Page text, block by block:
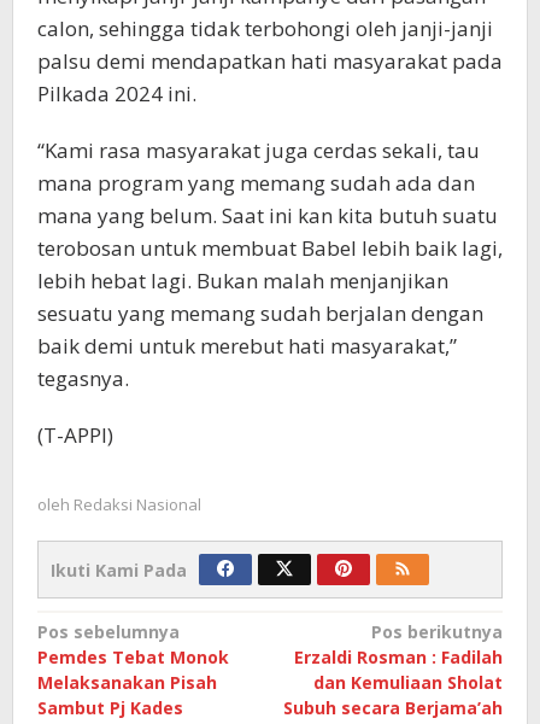
calon, sehingga tidak terbohongi oleh janji-janji
palsu demi mendapatkan hati masyarakat pada
Pilkada 2024 ini.
“Kami rasa masyarakat juga cerdas sekali, tau
mana program yang memang sudah ada dan
mana yang belum. Saat ini kan kita butuh suatu
terobosan untuk membuat Babel lebih baik lagi,
lebih hebat lagi. Bukan malah menjanjikan
sesuatu yang memang sudah berjalan dengan
baik demi untuk merebut hati masyarakat,”
tegasnya.
(T-APPI)
oleh Redaksi Nasional
Ikuti Kami Pada
Navigasi
pos
Pos sebelumnya
Pemdes Tebat Monok
Melaksanakan Pisah
Sambut Pj Kades
Pos berikutnya
Erzaldi Rosman : Fadilah
dan Kemuliaan Sholat
Subuh secara Berjama’ah